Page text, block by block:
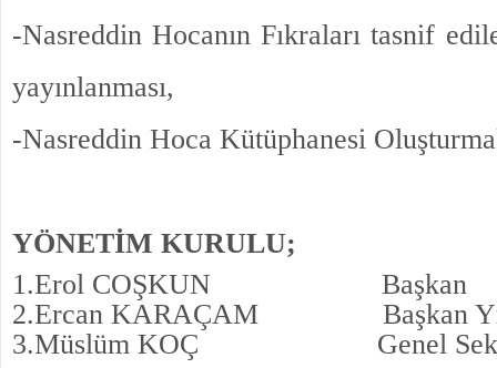
-Nasreddin Hocanın Fıkraları tasnif
yayınlanması,
-Nasreddin Hoca Kütüphanesi
YÖNETİM KURULU;
1.Erol COŞKUN Başkan
2.Ercan KARAÇAM
Başkan
3.Müslüm KOÇ
Genel